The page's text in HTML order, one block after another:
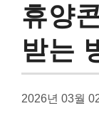
휴양
받는
2026년 03월